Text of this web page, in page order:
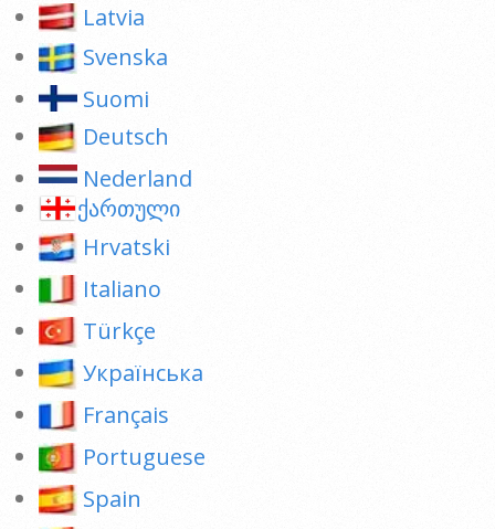
Latvia
Svenska
Suomi
Deutsch
Nederland
ქართული
Hrvatski
Italiano
Türkçe
Українська
Français
Portuguese
Spain